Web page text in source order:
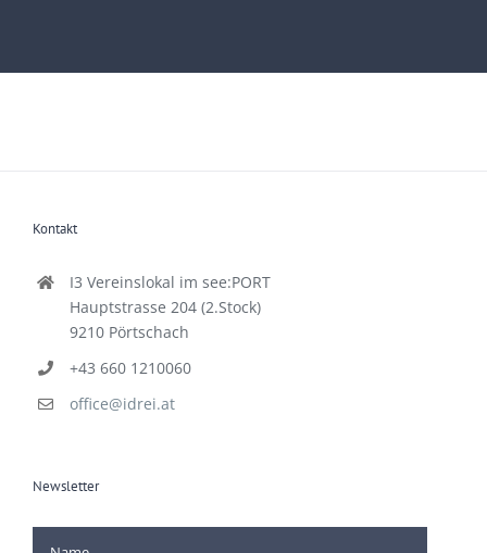
Kontakt
I3 Vereinslokal im see:PORT
Hauptstrasse 204 (2.Stock)
9210 Pörtschach
+43 660 1210060
office@idrei.at
Newsletter